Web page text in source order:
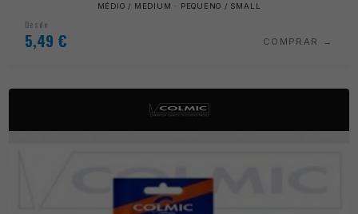
MÉDIO / MEDIUM · PEQUENO / SMALL
Desde
5,49 € COMPRAR